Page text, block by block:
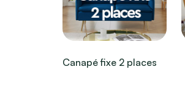
Canapé fixe 2 places